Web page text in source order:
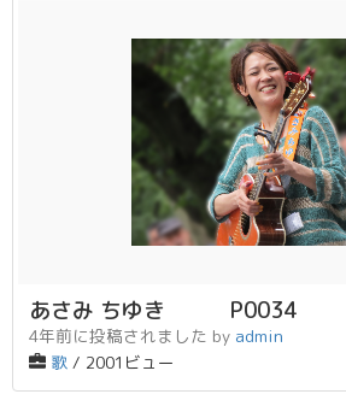
あさみ ちゆき P0034
4年前に投稿されました by admin
歌 / 2001ビュー